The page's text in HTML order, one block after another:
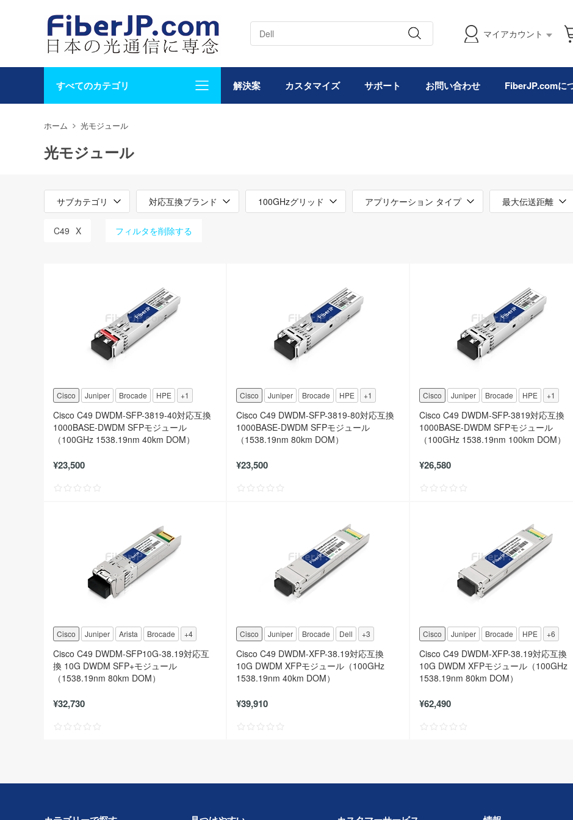
マイアカウント
すべてのカテゴリ 解決案 カスタマイズ サポート お問い合わせ FiberJP.comに
ホーム 光モジュール
光モジュール
サブカテゴリ 対応互換ブランド 100GHzグリッド アプリケーション タイプ 最大伝送距離
C49 X フィルタを削除する
Cisco Juniper Brocade HPE +1
Cisco C49 DWDM-SFP-3819-40対応互換
1000BASE-DWDM SFPモジュール
（100GHz 1538.19nm 40km DOM）
¥23,500
Cisco Juniper Brocade HPE +1
Cisco C49 DWDM-SFP-3819-80対応互換
1000BASE-DWDM SFPモジュール
（1538.19nm 80km DOM）
¥23,500
Cisco Juniper Brocade HPE +1
Cisco C49 DWDM-SFP-3819対応互換
1000BASE-DWDM SFPモジュール
（100GHz 1538.19nm 100km DOM）
¥26,580
Cisco Juniper Arista Brocade +4
Cisco C49 DWDM-SFP10G-38.19対応互
換 10G DWDM SFP+モジュール
（1538.19nm 80km DOM）
¥32,730
Cisco Juniper Brocade Dell +3
Cisco C49 DWDM-XFP-38.19対応互換
10G DWDM XFPモジュール（100GHz
1538.19nm 40km DOM）
¥39,910
Cisco Juniper Brocade HPE +6
Cisco C49 DWDM-XFP-38.19対応互換
10G DWDM XFPモジュール（100GHz
1538.19nm 80km DOM）
¥62,490